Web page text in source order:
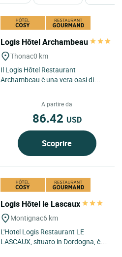
Logis Hôtel Archambeau
Thonac0 km
Il Logis Hôtel Restaurant
Archambeau è una vera oasi di
A partire da
86.42 USD
Scoprire
Logis Hôtel le Lascaux
Montignac6 km
L'Hotel Logis Restaurant LE
LASCAUX, situato in Dordogna, è